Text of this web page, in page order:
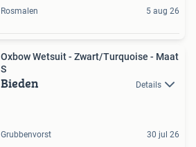
Rosmalen 5 aug 26
Oxbow Wetsuit - Zwart/Turquoise - Maat
S
Bieden Details
Grubbenvorst 30 jul 26